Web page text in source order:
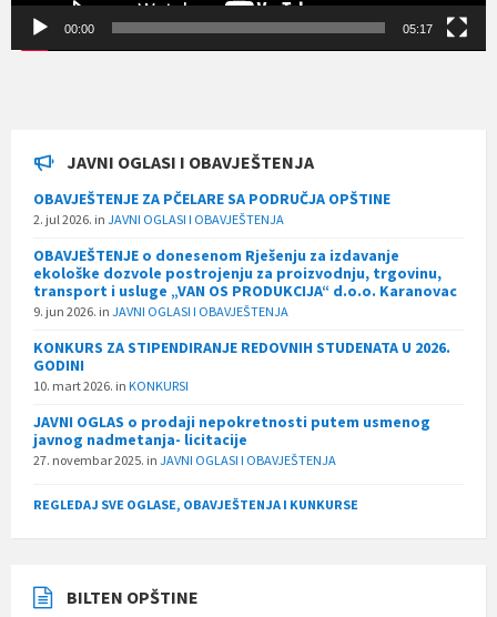
00:00 05:17
JAVNI OGLASI I OBAVJEŠTENJA
OBAVJEŠTENJE ZA PČELARE SA PODRUČJA OPŠTINE
2. jul 2026. in JAVNI OGLASI I OBAVJEŠTENJA
OBAVJEŠTENJE o donesenom Rješenju za izdavanje
ekološke dozvole postrojenju za proizvodnju, trgovinu,
transport i usluge „VAN OS PRODUKCIJA“ d.o.o. Karanovac
9. jun 2026. in JAVNI OGLASI I OBAVJEŠTENJA
KONKURS ZA STIPENDIRANJE REDOVNIH STUDENATA U 2026.
GODINI
10. mart 2026. in KONKURSI
JAVNI OGLAS o prodaji nepokretnosti putem usmenog
javnog nadmetanja- licitacije
27. novembar 2025. in JAVNI OGLASI I OBAVJEŠTENJA
REGLEDAJ SVE OGLASE, OBAVJEŠTENJA I KUNKURSE
BILTEN OPŠTINE